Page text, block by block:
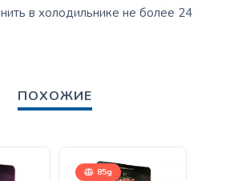
в холодильнике не более 24
ПОХОЖИЕ
85g